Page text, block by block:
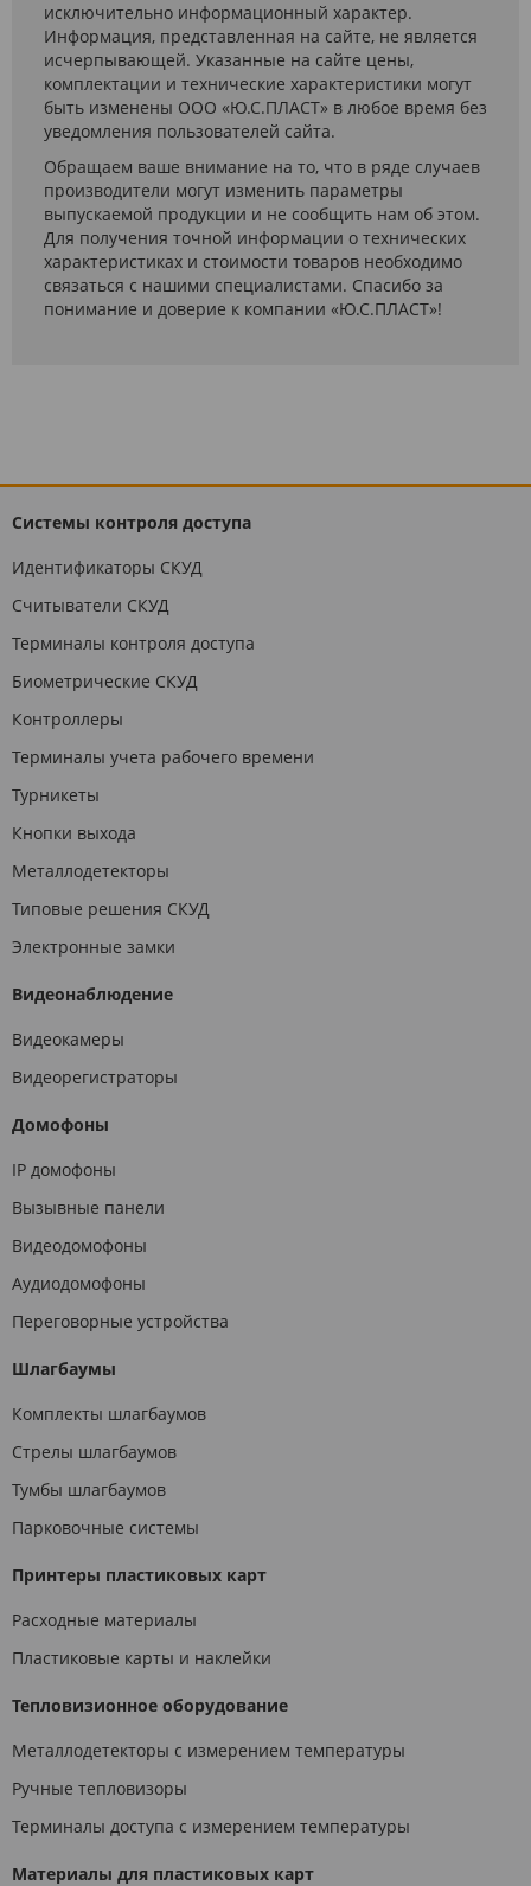
исключительно информационный характер.
Информация, представленная на сайте, не является
исчерпывающей. Указанные на сайте цены,
комплектации и технические характеристики могут
быть изменены ООО «Ю.С.ПЛАСТ» в любое время без
уведомления пользователей сайта.
Обращаем ваше внимание на то, что в ряде случаев
производители могут изменить параметры
выпускаемой продукции и не сообщить нам об этом.
Для получения точной информации о технических
характеристиках и стоимости товаров необходимо
связаться с нашими специалистами. Спасибо за
понимание и доверие к компании «Ю.С.ПЛАСТ»!
Системы контроля доступа
Идентификаторы СКУД
Считыватели СКУД
Терминалы контроля доступа
Биометрические СКУД
Контроллеры
Терминалы учета рабочего времени
Турникеты
Кнопки выхода
Металлодетекторы
Типовые решения СКУД
Электронные замки
Видеонаблюдение
Видеокамеры
Видеорегистраторы
Домофоны
IP домофоны
Вызывные панели
Видеодомофоны
Аудиодомофоны
Переговорные устройства
Шлагбаумы
Комплекты шлагбаумов
Стрелы шлагбаумов
Тумбы шлагбаумов
Парковочные системы
Принтеры пластиковых карт
Расходные материалы
Пластиковые карты и наклейки
Тепловизионное оборудование
Металлодетекторы с измерением температуры
Ручные тепловизоры
Терминалы доступа с измерением температуры
Материалы для пластиковых карт